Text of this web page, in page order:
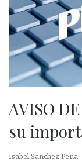
AVISO
su
Isabel Sanchez Peña